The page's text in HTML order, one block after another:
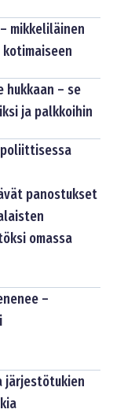
mikkeliläinen
hukkaan – se
ja palkkoihin
panostukset
omassa
–
järjestötukien